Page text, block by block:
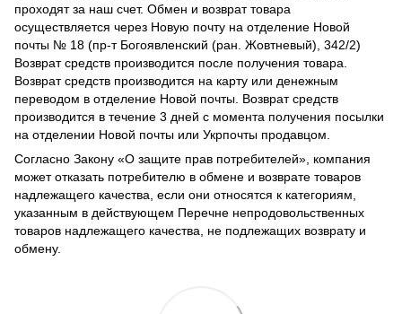
проходят за наш счет. Обмен и возврат товара
осуществляется через Новую почту на отделение Новой
почты № 18 (пр-т Богоявленский (ран. Жовтневый), 342/2)
Возврат средств производится после получения товара.
Возврат средств производится на карту или денежным
переводом в отделение Новой почты. Возврат средств
производится в течение 3 дней с момента получения посылки
на отделении Новой почты или Укрпочты продавцом.
Согласно Закону «О защите прав потребителей» , компания
может отказать потребителю в обмене и возврате товаров
надлежащего качества, если они относятся к категориям,
указанным в действующем Перечне непродовольственных
товаров надлежащего качества, не подлежащих возврату и
обмену.